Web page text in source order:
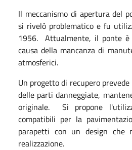
Il meccanismo di apertura del
si rivelò problematico e fu
1956. Attualmente, il ponte
causa della mancanza di
atmosferici.
Un progetto di recupero
delle parti danneggiate,
originale.
Si propone
compatibili per la
parapetti con un design che
realizzazione.